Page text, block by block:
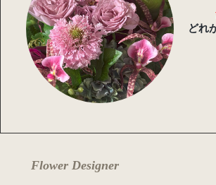
どれ
Flower Designer